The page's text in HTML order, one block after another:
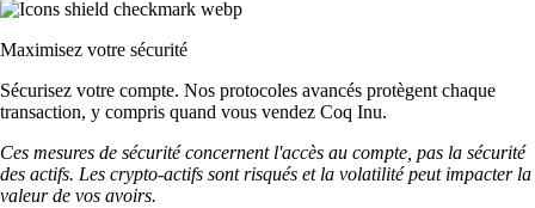
Maximisez votre sécurité
Sécurisez votre compte. Nos protocoles avancés protègent chaque
transaction, y compris quand vous vendez Coq Inu.
Ces mesures de sécurité concernent l'accès au compte, pas la sécurité
des actifs. Les crypto-actifs sont risqués et la volatilité peut impacter la
valeur de vos avoirs.